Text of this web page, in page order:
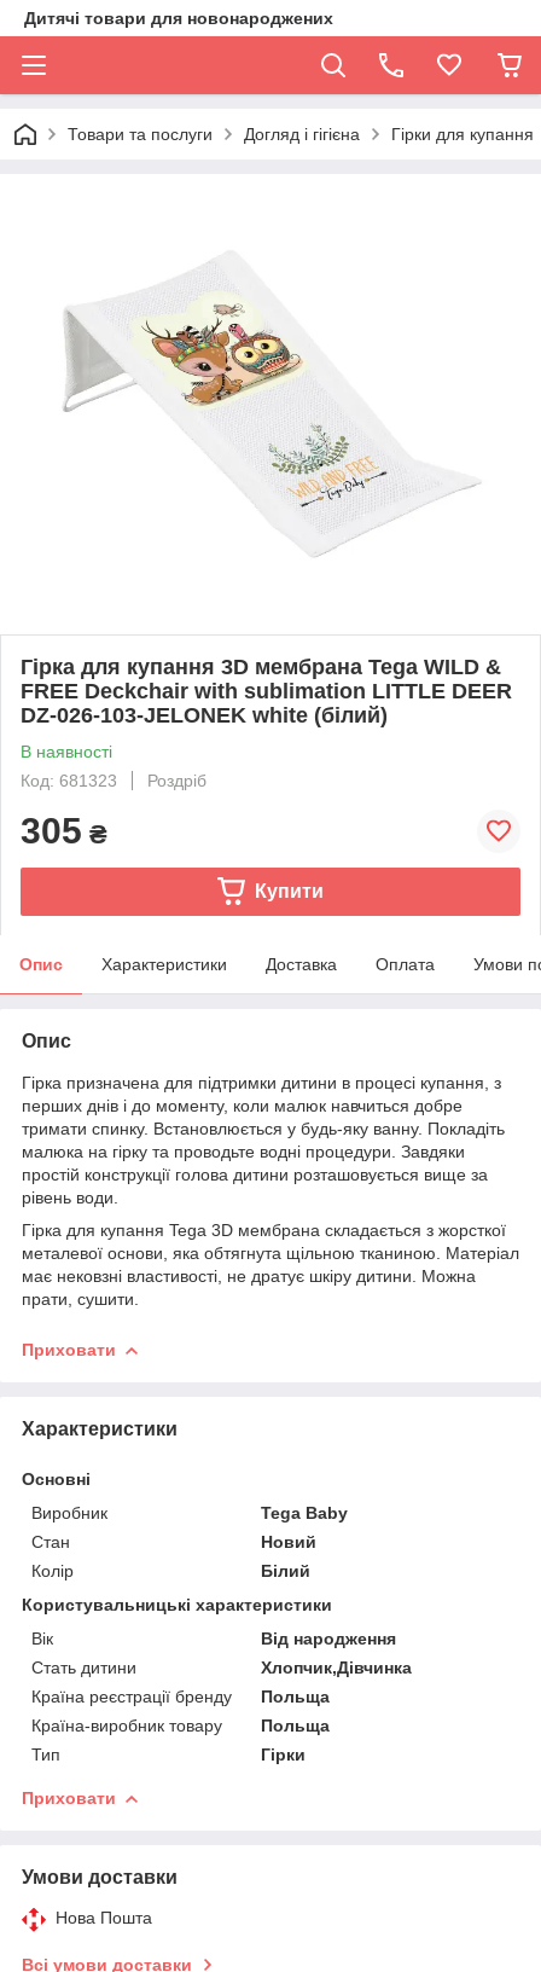
Дитячі товари для новонароджених
Товари та послуги Догляд і гігієна Гірки для купання
Гірка для купання 3D мембрана Tega WILD &
FREE Deckchair with sublimation LITTLE DEER
DZ-026-103-JELONEK white (білий)
В наявності
Код: 681323
Роздріб
305 ₴
Купити
Опис Характеристики Доставка Оплата Умови
Опис
Гірка призначена для підтримки дитини в процесі купання, з
перших днів і до моменту, коли малюк навчиться добре
тримати спинку. Встановлюється у будь-яку ванну. Покладіть
малюка на гірку та проводьте водні процедури. Завдяки
простій конструкції голова дитини розташовується вище за
рівень води.
Гірка для купання Tega 3D мембрана складається з жорсткої
металевої основи, яка обтягнута щільною тканиною. Матеріал
має нековзні властивості, не дратує шкіру дитини. Можна
прати, сушити.
Приховати
Характеристики
Основні
Виробник
Tega Baby
Стан
Новий
Колір
Білий
Користувальницькі характеристики
Вік
Від народження
Стать дитини
Хлопчик,Дівчинка
Країна реєстрації бренду
Польща
Країна-виробник товару
Польща
Тип
Гірки
Приховати
Умови доставки
Нова Пошта
Всі умови доставки